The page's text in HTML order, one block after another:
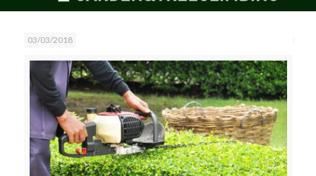
03/03/2018